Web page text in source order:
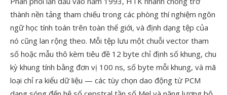
thành nền tảng tham chiếu trong các phòng thí nghiệm ngôn
ngữ học tính toán trên toàn thế giới, và định dạng tệp của
nó cũng lan rộng theo. Mỗi tệp lưu một chuỗi vector tham
số hoặc mẫu thô kèm tiêu đề 12 byte chỉ định số khung, chu
kỳ khung tính bằng đơn vị 100 ns, số byte mỗi khung, và mã
loại chỉ ra kiểu dữ liệu — các tùy chọn dao động từ PCM